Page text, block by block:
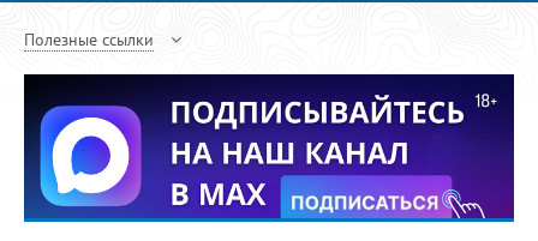
Полезные ссылки